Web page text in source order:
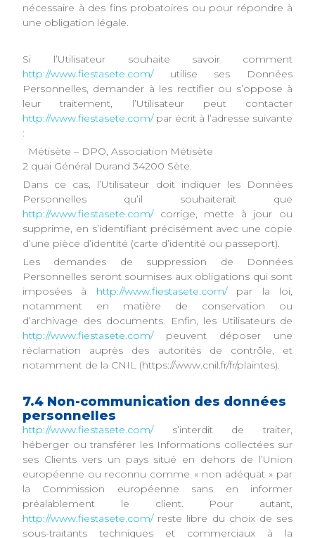
nécessaire à des fins probatoires ou pour répondre à
une obligation légale.
Si l’Utilisateur souhaite savoir comment
http://www.fiestasete.com/utilise ses Données
Personnelles, demander à les rectifier ou s’oppose à
leur traitement, l’Utilisateur peut contacter
http://www.fiestasete.com/par écrit à l’adresse suivante
:
Métisète – DPO, Association Métisète
2 quai Général Durand 34200 Sète.
Dans ce cas, l’Utilisateur doit indiquer les Données
Personnelles qu’il souhaiterait que
http://www.fiestasete.com/corrige, mette à jour ou
supprime, en s’identifiant précisément avec une copie
d’une pièce d’identité (carte d’identité ou passeport).
Les demandes de suppression de Données
Personnelles seront soumises aux obligations qui sont
imposées à http://www.fiestasete.com/par la loi,
notamment en matière de conservation ou
d’archivage des documents. Enfin, les Utilisateurs de
http://www.fiestasete.com/peuvent déposer une
réclamation auprès des autorités de contrôle, et
notamment de la CNIL (https://www.cnil.fr/fr/plaintes).
7.4 Non-communication des données
personnelles
http://www.fiestasete.com/s’interdit de traiter,
héberger ou transférer les Informations collectées sur
ses Clients vers un pays situé en dehors de l’Union
européenne ou reconnu comme « non adéquat » par
la Commission européenne sans en informer
préalablement le client. Pour autant,
http://www.fiestasete.com/reste libre du choix de ses
sous-traitants techniques et commerciaux à la